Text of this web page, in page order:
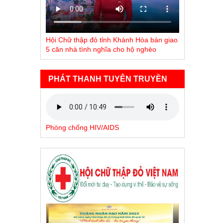
Hội Chữ thập đỏ tỉnh Khánh Hòa bàn giao
5 căn nhà tình nghĩa cho hộ nghèo
PHÁT THANH TUYÊN TRUYỀN
Phòng chống HIV/AIDS